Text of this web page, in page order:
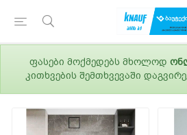
ფასები მოქმედებს მხოლოდ
კითხვების შემთხვევაში